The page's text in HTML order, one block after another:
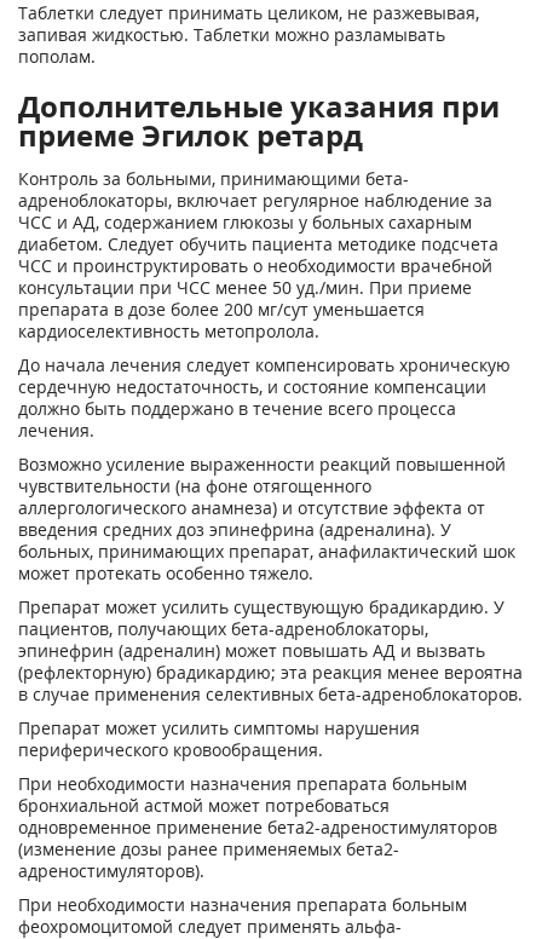
Таблетки следует принимать целиком, не разжевывая,
запивая жидкостью. Таблетки можно разламывать
пополам.
Дополнительные указания при
приеме Эгилок ретард
Контроль за больными, принимающими бета-
адреноблокаторы, включает регулярное наблюдение за
ЧСС и АД, содержанием глюкозы у больных сахарным
диабетом. Следует обучить пациента методике подсчета
ЧСС и проинструктировать о необходимости врачебной
консультации при ЧСС менее 50 уд./мин. При приеме
препарата в дозе более 200 мг/сут уменьшается
кардиоселективность метопролола.
До начала лечения следует компенсировать хроническую
сердечную недостаточность, и состояние компенсации
должно быть поддержано в течение всего процесса
лечения.
Возможно усиление выраженности реакций повышенной
чувствительности (на фоне отягощенного
аллергологического анамнеза) и отсутствие эффекта от
введения средних доз эпинефрина (адреналина). У
больных, принимающих препарат, анафилактический шок
может протекать особенно тяжело.
Препарат может усилить существующую брадикардию. У
пациентов, получающих бета-адреноблокаторы,
эпинефрин (адреналин) может повышать АД и вызвать
(рефлекторную) брадикардию; эта реакция менее вероятна
в случае применения селективных бета-адреноблокаторов.
Препарат может усилить симптомы нарушения
периферического кровообращения.
При необходимости назначения препарата больным
бронхиальной астмой может потребоваться
одновременное применение бета2-адреностимуляторов
(изменение дозы ранее применяемых бета2-
адреностимуляторов).
При необходимости назначения препарата больным
феохромоцитомой следует применять альфа-